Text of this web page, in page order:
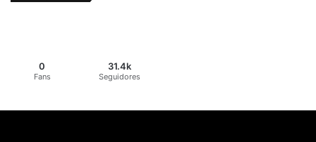
0
Fans
31.4k
Seguidores